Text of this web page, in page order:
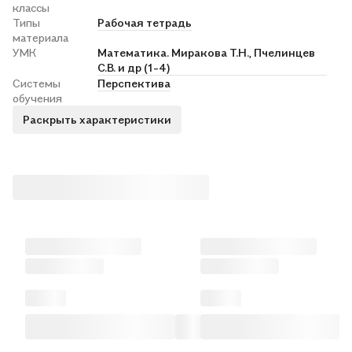
классы
Типы
материала
Рабочая тетрадь
УМК
Математика. Миракова Т.Н., Пчелинцев
С.В. и др (1-4)
Системы
обучения
Перспектива
Раскрыть характеристики